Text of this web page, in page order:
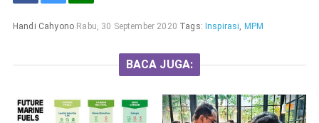
Handi Cahyono Rabu, 30 September 2020 Tags: Inspirasi, MPM
BACA JUGA: